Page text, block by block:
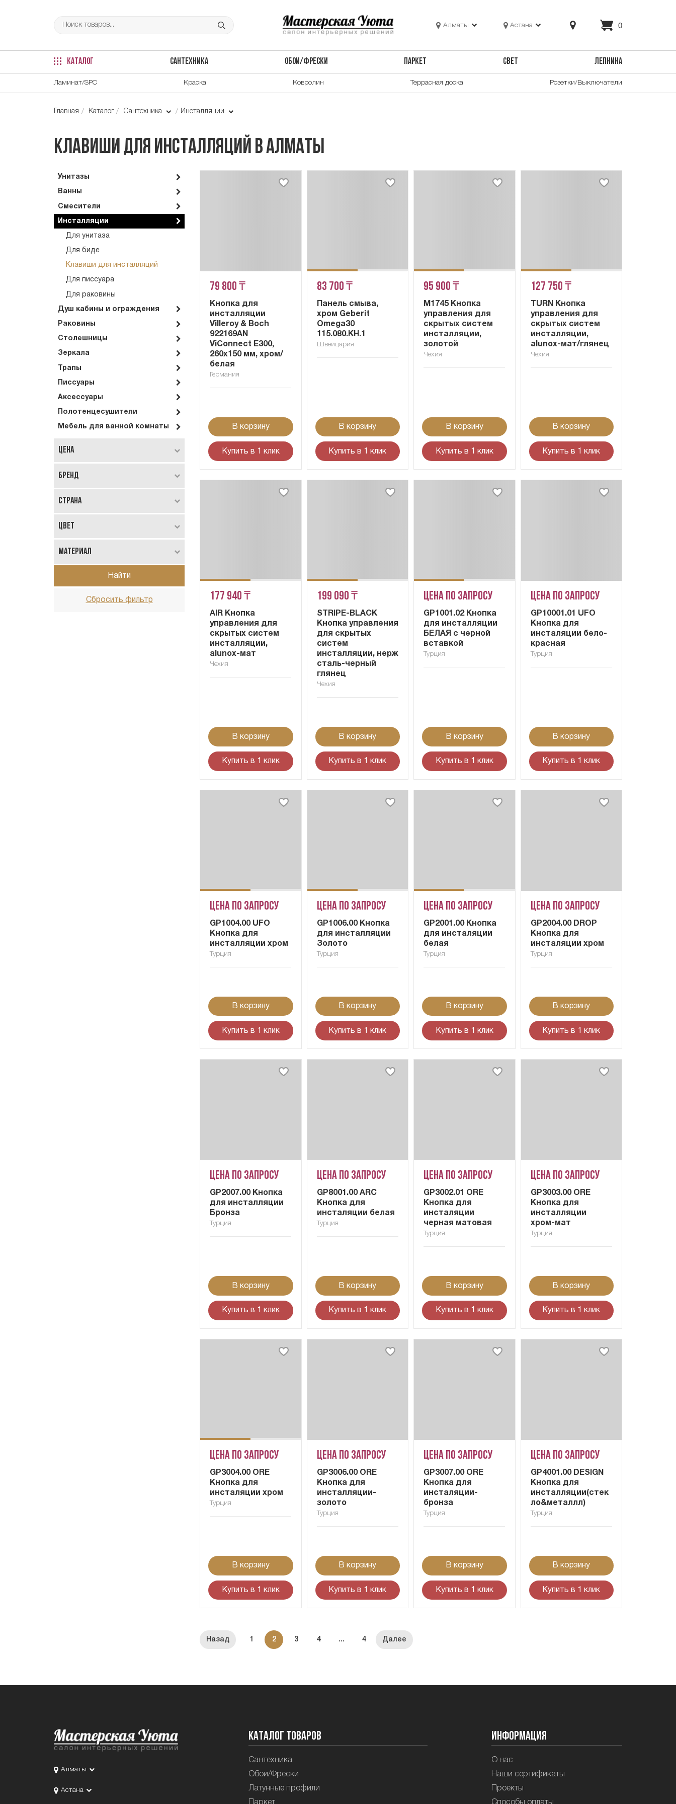
Алматы Астана 0
КАТАЛОГ САНТЕХНИКА ОБОИ/ФРЕСКИ ПАРКЕТ СВЕТ ЛЕПНИНА
Ламинат/SPC Краска Ковролин Террасная доска Розетки/Выключатели
Главная Каталог Сантехника Инсталляции
Клавиши для инсталляций в Алматы
Унитазы
Ванны
Смесители
Инсталляции
Для унитаза
Для биде
Клавиши для инсталляций
Для писсуара
Для раковины
Душ кабины и ограждения
Раковины
Столешницы
Зеркала
Трапы
Писсуары
Аксессуары
Полотенцесушители
Мебель для ванной комнаты
Цена
Бренд
Страна
Цвет
Материал
Найти
Сбросить фильтр
79 800 ₸
Кнопка для
инсталляции
Villeroy & Boch
922169AN
ViConnect E300,
260x150 мм, хром/
белая
Германия
В корзину
Купить в 1 клик
83 700 ₸
Панель смыва,
хром Geberit
Omega30
115.080.KH.1
Швейцария
В корзину
Купить в 1 клик
95 900 ₸
M1745 Кнопка
управления для
скрытых систем
инсталляции,
золотой
Чехия
В корзину
Купить в 1 клик
127 750 ₸
TURN Кнопка
управления для
скрытых систем
инсталляции,
alunox-мат/глянец
Чехия
В корзину
Купить в 1 клик
177 940 ₸
AIR Кнопка
управления для
скрытых систем
инсталляции,
alunox-мат
Чехия
В корзину
Купить в 1 клик
199 090 ₸
STRIPE-BLACK
Кнопка управления
для скрытых
систем
инсталляции, нерж
сталь-черный
глянец
Чехия
В корзину
Купить в 1 клик
Цена по запросу
GP1001.02 Кнопка
для инсталляции
БЕЛАЯ с черной
вставкой
Турция
В корзину
Купить в 1 клик
Цена по запросу
GP10001.01 UFO
Кнопка для
инсталяции бело-
красная
Турция
В корзину
Купить в 1 клик
Цена по запросу
GP1004.00 UFO
Кнопка для
инсталляции хром
Турция
В корзину
Купить в 1 клик
Цена по запросу
GP1006.00 Кнопка
для инсталляции
Золото
Турция
В корзину
Купить в 1 клик
Цена по запросу
GP2001.00 Кнопка
для инсталяции
белая
Турция
В корзину
Купить в 1 клик
Цена по запросу
GP2004.00 DROP
Кнопка для
инсталяции хром
Турция
В корзину
Купить в 1 клик
Цена по запросу
GP2007.00 Кнопка
для инсталляции
Бронза
Турция
В корзину
Купить в 1 клик
Цена по запросу
GP8001.00 ARC
Кнопка для
инсталяции белая
Турция
В корзину
Купить в 1 клик
Цена по запросу
GP3002.01 ORE
Кнопка для
инсталяции
черная матовая
Турция
В корзину
Купить в 1 клик
Цена по запросу
GP3003.00 ORE
Кнопка для
инсталляции
хром-мат
Турция
В корзину
Купить в 1 клик
Цена по запросу
GP3004.00 ORE
Кнопка для
инсталяции хром
Турция
В корзину
Купить в 1 клик
Цена по запросу
GP3006.00 ORE
Кнопка для
инсталляции-
золото
Турция
В корзину
Купить в 1 клик
Цена по запросу
GP3007.00 ORE
Кнопка для
инсталяции-
бронза
Турция
В корзину
Купить в 1 клик
Цена по запросу
GP4001.00 DESIGN
Кнопка для
инсталляции(стек
ло&металлл)
Турция
В корзину
Купить в 1 клик
1 2 3 4 ... 4
Алматы
Астана
Каталог товаров
Сантехника
Обои/Фрески
Латунные профили
Информация
О нас
Наши сертификаты
Проекты